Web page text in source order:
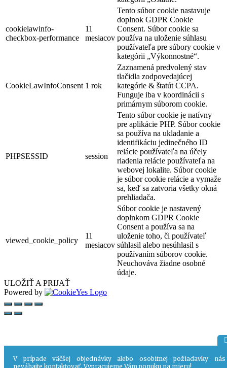
cookielawinfo-
checkbox-performance
11
mesiacov
Tento súbor cookie nastavuje
doplnok GDPR Cookie
Consent. Súbor cookie sa
používa na uloženie súhlasu
používateľa pre súbory cookie v
kategórii „Výkonnostné“.
CookieLawInfoConsent 1 rok
Zaznamená predvolený stav
tlačidla zodpovedajúcej
kategórie & štatút CCPA.
Funguje iba v koordinácii s
primárnym súborom cookie.
PHPSESSID session
Tento súbor cookie je natívny
pre aplikácie PHP. Súbor cookie
sa používa na ukladanie a
identifikáciu jedinečného ID
relácie používateľa na účely
riadenia relácie používateľa na
webovej lokalite. Súbor cookie
je súbor cookie relácie a vymaže
sa, keď sa zatvoria všetky okná
prehliadača.
viewed_cookie_policy
11
mesiacov
Súbor cookie je nastavený
doplnkom GDPR Cookie
Consent a používa sa na
uloženie toho, či používateľ
súhlasil alebo nesúhlasil s
používaním súborov cookie.
Neuchováva žiadne osobné
údaje.
ULOŽIŤ A PRIJAŤ
Powered by
V prípade väčšej objednávky alebo osobitnej požiadavky nás
neváhajte kontaktovať. Vypracujeme Vám ponuku na mieru!